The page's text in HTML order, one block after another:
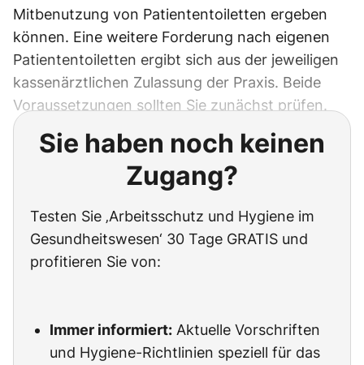
Mitbenutzung von Patiententoiletten ergeben
können. Eine weitere Forderung nach eigenen
Patiententoiletten ergibt sich aus der jeweiligen
kassenärztlichen Zulassung der Praxis. Beide
Voraussetzungen sollten Sie zunächst prüfen.
Sie haben noch keinen
Zugang?
Testen Sie ‚Arbeitsschutz und Hygiene im
Gesundheitswesen‘ 30 Tage GRATIS und
profitieren Sie von:
Immer informiert: Aktuelle Vorschriften
und Hygiene-Richtlinien speziell für das